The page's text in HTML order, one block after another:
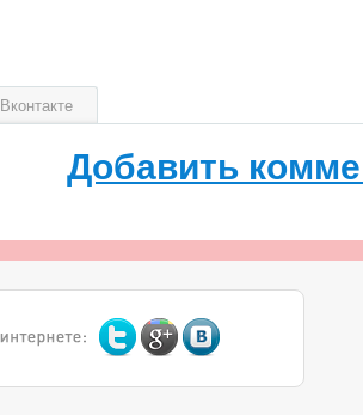
Вконтакте
Добавить